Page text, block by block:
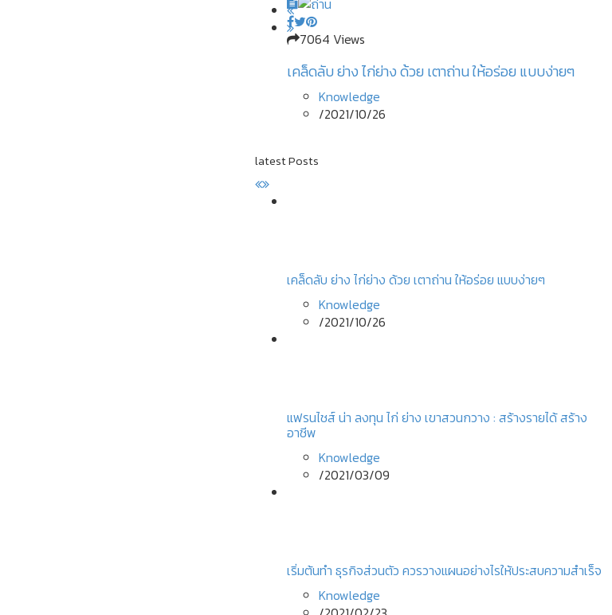
7064 Views
เคล็ดลับ ย่าง ไก่ย่าง ด้วย เตาถ่าน ให้อร่อย แบบง่ายๆ
Knowledge
/2021/10/26
7697 Views
ลานกางเต็นท์ ไร่ภูกามยาว พักผ่อนท่ามกลางขุนเขา ใกล้ๆ
กรุงเทพฯ
News Update
14294 Views
รวม วิธีสมัคร Food Delivery ช่องทางสำคัญของร้านค้า
สำหรับ การเพิ่มยอดขาย!
Knowledge
5396 Views
ประกันสังคม วิธีลงทะเบียนและทบทวนสิทธิ์ โครงการ ม.33
เรารักกัน
News Update
latest Posts
เคล็ดลับ ย่าง ไก่ย่าง ด้วย เตาถ่าน ให้อร่อย แบบง่ายๆ
Knowledge
/2021/10/26
แฟรนไชส์ น่า ลงทุน ไก่ ย่าง เขาสวนกวาง : สร้างรายได้ สร้าง
อาชีพ
Knowledge
/2021/03/09
เริ่มต้นทํา ธุรกิจส่วนตัว ควรวางแผนอย่างไรให้ประสบความสำเร็จ
Knowledge